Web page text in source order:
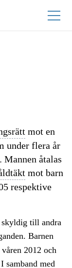
mot en
under flera år
Mannen åtalas
mot barn
respektive
skyldig till andra
Barnen
2012 och
samband med